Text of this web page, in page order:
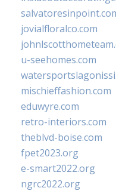
jovialfloralco.com
u-seehomes.com
mischieffashion.com
eduwyre.com
retro-interiors.com
theblvd-boise.com
fpet2023.org
e-smart2022.org
ngrc2022.org